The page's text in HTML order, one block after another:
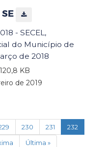
- SECEL,
do Município de
de 2018
KB
de 2019
230 231 232
Última »